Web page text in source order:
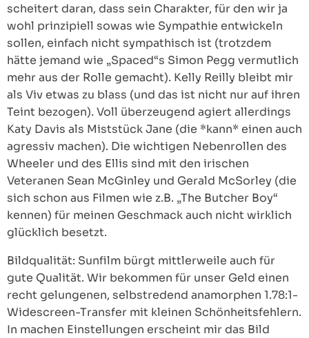
scheitert daran, dass sein Charakter, für den wir ja
wohl prinzipiell sowas wie Sympathie entwickeln
sollen, einfach nicht sympathisch ist (trotzdem
hätte jemand wie „Spaced“s Simon Pegg vermutlich
mehr aus der Rolle gemacht). Kelly Reilly bleibt mir
als Viv etwas zu blass (und das ist nicht nur auf ihren
Teint bezogen). Voll überzeugend agiert allerdings
Katy Davis als Miststück Jane (die *kann* einen auch
agressiv machen). Die wichtigen Nebenrollen des
Wheeler und des Ellis sind mit den irischen
Veteranen Sean McGinley und Gerald McSorley (die
sich schon aus Filmen wie z.B. „The Butcher Boy“
kennen) für meinen Geschmack auch nicht wirklich
glücklich besetzt.
Bildqualität: Sunfilm bürgt mittlerweile auch für
gute Qualität. Wir bekommen für unser Geld einen
recht gelungenen, selbstredend anamorphen 1.78:1-
Widescreen-Transfer mit kleinen Schönheitsfehlern.
In machen Einstellungen erscheint mir das Bild